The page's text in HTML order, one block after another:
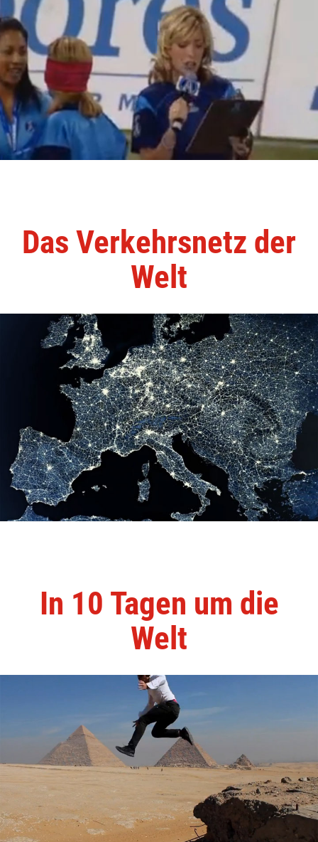
Das Verkehrsnetz der
Welt
In 10 Tagen um die
Welt